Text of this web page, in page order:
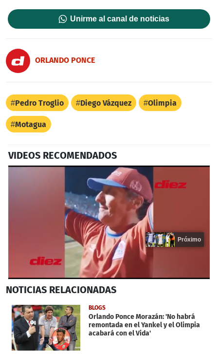
Unirme al canal de noticias
ORLANDO PONCE
Pedro Troglio Diego Vázquez Olimpia
Motagua
VIDEOS RECOMENDADOS
seconds
16
seconds
Próximo
NOTICIAS RELACIONADAS
BLOGS
Orlando Ponce Morazán: 'No habrá
remontada en el Yankel y el Olimpia
acabará con el Vida'